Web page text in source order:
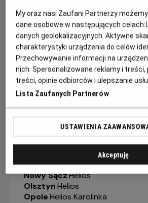
Gorzów Wielkopolski-
Helios
Grudziądz-
Helios
Jelenia Góra-
Helios
Kalisz-
Helios
Katowice-
Helios
Kędzierzyn-Koźle-
Helios
Kielce-
Helios
Konin-Helios
-Helios
Krosno-
Helios
Legionowo-Helios
-Helios
Lubin-
Helios
Łomża-
Helios
Nowy Sącz-
Helios
Olsztyn-
Helios
Opole-
Helios Karolinka
My oraz nasi Zaufani Partnerzy
dane osobowe w następujących celach:
danych geolokalizacyjnych. Aktywne
charakterystyki urządzenia do celów
Przechowywanie informacji na
nich. Spersonalizowane reklamy i treści,
treści, opinie odbiorców i ulepszanie
Lista Zaufanych Partnerów
USTAWIENIA
Akceptuję